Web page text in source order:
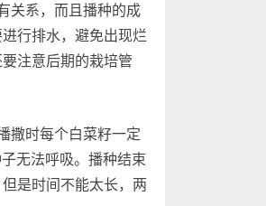
关系，而且播种的成
行排水，避免出现烂
注意后期的栽培管
撒时每个白菜籽一定
无法呼吸。播种结束
是时间不能太长，两